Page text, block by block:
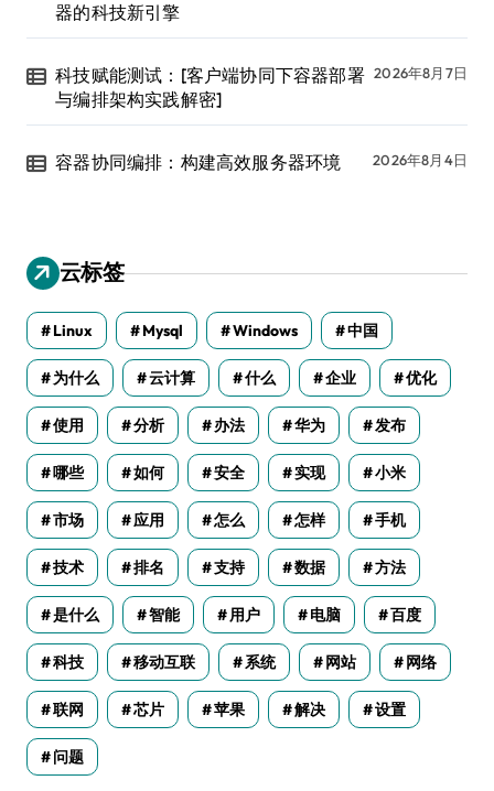
器的科技新引擎
科技赋能测试：[客户端协同下容器部署
与编排架构实践解密]
2026年8月7日
容器协同编排：构建高效服务器环境 2026年8月4日
云标签
Linux Mysql Windows 中国
为什么 云计算 什么 企业 优化
使用 分析 办法 华为 发布
哪些 如何 安全 实现 小米
市场 应用 怎么 怎样 手机
技术 排名 支持 数据 方法
是什么 智能 用户 电脑 百度
科技 移动互联 系统 网站 网络
联网 芯片 苹果 解决 设置
问题